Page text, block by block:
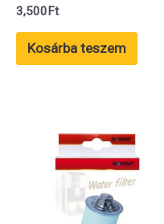
3,500Ft
Kosárba teszem